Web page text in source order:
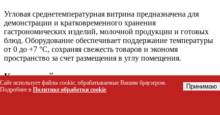
Угловая среднетемпературная витрина предназначена для
демонстрации и кратковременного хранения
гастрономических изделий, молочной продукции и готовых
блюд. Оборудование обеспечивает поддержание температуры
от 0 до +7 °C, сохраняя свежесть товаров и экономя
пространство за счет размещения в углу помещения.
Кому подойдет этот товар
Владельцам пекарен и кондитерских для продажи
Сайт использует файлы cookie, обрабатываемые Вашим браузером.
Подробнее в Политике обработки cookie. Принимаю